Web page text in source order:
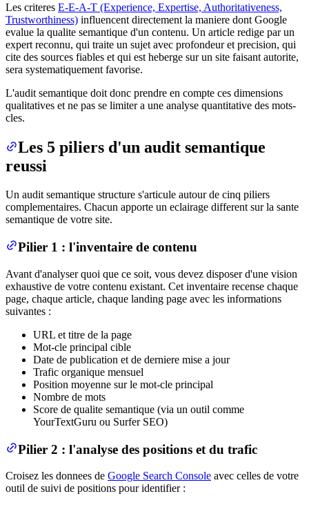
Les criteres E-E-A-T (Experience, Expertise, Authoritativeness,
Trustworthiness) influencent directement la maniere dont Google
evalue la qualite semantique d'un contenu. Un article redige par un
expert reconnu, qui traite un sujet avec profondeur et precision, qui
cite des sources fiables et qui est heberge sur un site faisant autorite,
sera systematiquement favorise.
L'audit semantique doit donc prendre en compte ces dimensions
qualitatives et ne pas se limiter a une analyse quantitative des mots-
cles.
Les 5 piliers d'un audit semantique
reussi
Un audit semantique structure s'articule autour de cinq piliers
complementaires. Chacun apporte un eclairage different sur la sante
semantique de votre site.
Pilier 1 : l'inventaire de contenu
Avant d'analyser quoi que ce soit, vous devez disposer d'une vision
exhaustive de votre contenu existant. Cet inventaire recense chaque
page, chaque article, chaque landing page avec les informations
suivantes :
URL et titre de la page
Mot-cle principal cible
Date de publication et de derniere mise a jour
Trafic organique mensuel
Position moyenne sur le mot-cle principal
Nombre de mots
Score de qualite semantique (via un outil comme
YourTextGuru ou Surfer SEO)
Pilier 2 : l'analyse des positions et du trafic
Croisez les donnees de Google Search Console avec celles de votre
outil de suivi de positions pour identifier :